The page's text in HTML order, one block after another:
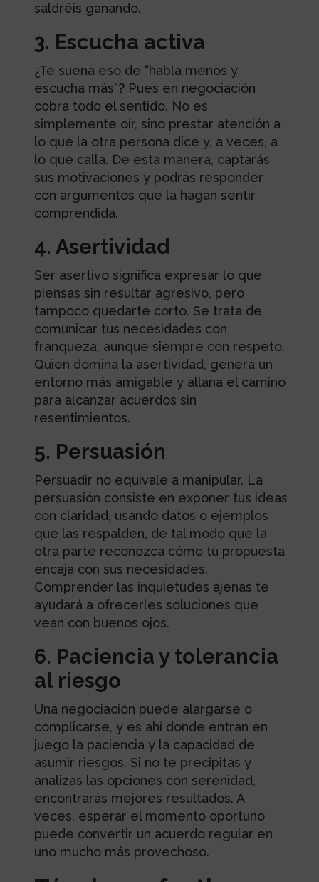
saldréis ganando.
3. Escucha activa
¿Te suena eso de “habla menos y
escucha más”? Pues en negociación
cobra todo el sentido. No es
simplemente oír, sino prestar atención a
lo que la otra persona dice y, a veces, a
lo que calla. De esta manera, captarás
sus motivaciones y podrás responder
con argumentos que la hagan sentir
comprendida.
4. Asertividad
Ser asertivo significa expresar lo que
piensas sin resultar agresivo, pero
tampoco quedarte corto. Se trata de
comunicar tus necesidades con
franqueza, aunque siempre con respeto.
Quien domina la asertividad, genera un
entorno más amigable y allana el camino
para alcanzar acuerdos sin
resentimientos.
5. Persuasión
Persuadir no equivale a manipular. La
persuasión consiste en exponer tus ideas
con claridad, usando datos o ejemplos
que las respalden, de tal modo que la
otra parte reconozca cómo tu propuesta
encaja con sus necesidades.
Comprender las inquietudes ajenas te
ayudará a ofrecerles soluciones que
vean con buenos ojos.
6. Paciencia y tolerancia
al riesgo
Una negociación puede alargarse o
complicarse, y es ahí donde entran en
juego la paciencia y la capacidad de
asumir riesgos. Si no te precipitas y
analizas las opciones con serenidad,
encontrarás mejores resultados. A
veces, esperar el momento oportuno
puede convertir un acuerdo regular en
uno mucho más provechoso.